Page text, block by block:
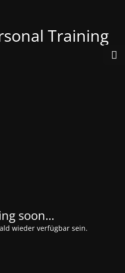
Training
soon...
wieder verfügbar sein.